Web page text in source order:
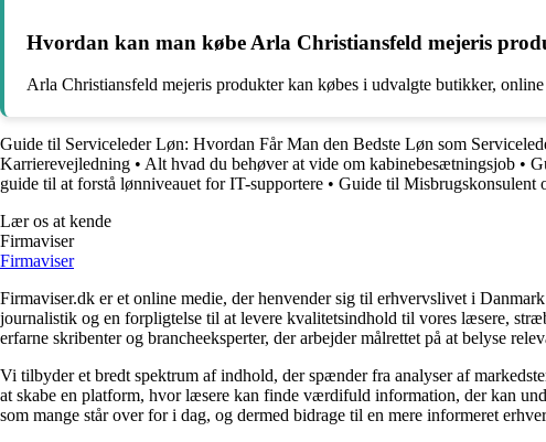
Hvordan kan man købe Arla Christiansfeld mejeris
Arla Christiansfeld mejeris produkter kan købes i udvalgte butikker,
Guide til Serviceleder Løn: Hvordan Får Man den Bedste Løn som
Karrierevejledning • Alt hvad du behøver at vide om kabinebesætningsjob •
guide til at forstå lønniveauet for IT-supportere • Guide til Misbrugskonsulent
Lær os at kende
Firmaviser
Firmaviser
Firmaviser.dk er et online medie, der henvender sig til erhvervslivet i
journalistik og en forpligtelse til at levere kvalitetsindhold til vores læsere,
erfarne skribenter og brancheeksperter, der arbejder målrettet på at belyse
Vi tilbyder et bredt spektrum af indhold, der spænder fra analyser af
at skabe en platform, hvor læsere kan finde værdifuld information, der kan
som mange står over for i dag, og dermed bidrage til en mere informeret